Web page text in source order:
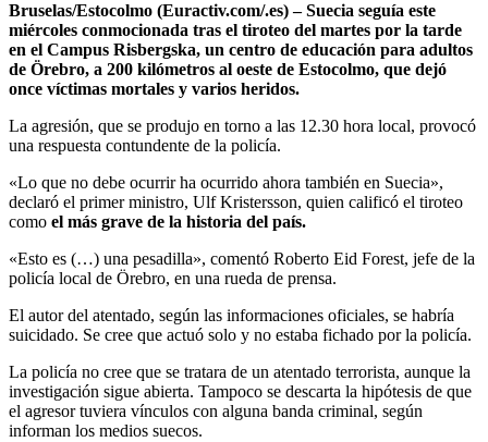
Bruselas/Estocolmo (Euractiv.com/.es) – Suecia seguía este
miércoles conmocionada tras el tiroteo del martes por la tarde
en el Campus Risbergska, un centro de educación para adultos
de Örebro, a 200 kilómetros al oeste de Estocolmo, que dejó
once víctimas mortales y varios heridos.
La agresión, que se produjo en torno a las 12.30 hora local, provocó
una respuesta contundente de la policía.
«Lo que no debe ocurrir ha ocurrido ahora también en Suecia»,
declaró el primer ministro, Ulf Kristersson, quien calificó el tiroteo
como el más grave de la historia del país.
«Esto es (…) una pesadilla», comentó Roberto Eid Forest, jefe de la
policía local de Örebro, en una rueda de prensa.
El autor del atentado, según las informaciones oficiales, se habría
suicidado. Se cree que actuó solo y no estaba fichado por la policía.
La policía no cree que se tratara de un atentado terrorista, aunque la
investigación sigue abierta. Tampoco se descarta la hipótesis de que
el agresor tuviera vínculos con alguna banda criminal, según
informan los medios suecos.